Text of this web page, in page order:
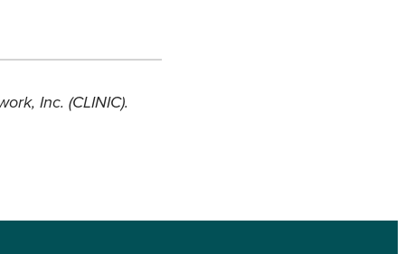
Inc. (CLINIC).